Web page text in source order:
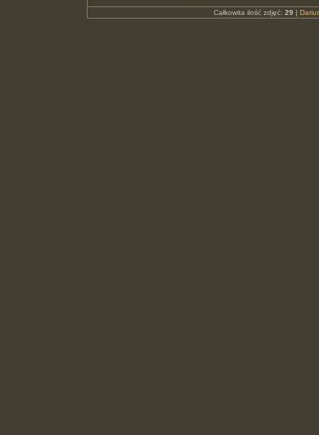
Całkowita ilość zdjęć: 29 |